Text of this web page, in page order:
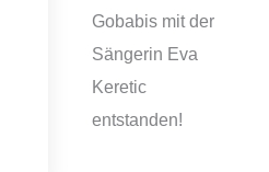
Gobabis mit der
Sängerin Eva
Keretic
entstanden!